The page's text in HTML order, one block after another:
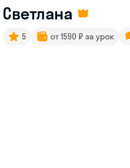
Светлана
5 от 1590 ₽ за урок